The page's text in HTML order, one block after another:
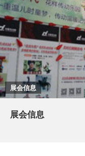
展会信息
展会信息